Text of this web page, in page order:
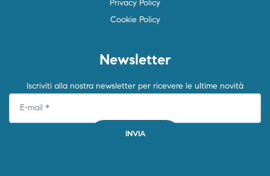
Privacy Policy
Cookie Policy
Newsletter
Iscriviti alla nostra newsletter per ricevere le ultime novità